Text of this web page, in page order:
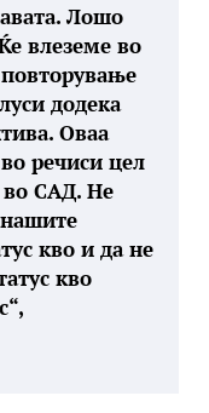
Лошо
влеземе во
додека
Оваа
речиси цел
во САД. Не
кво и да не
кво